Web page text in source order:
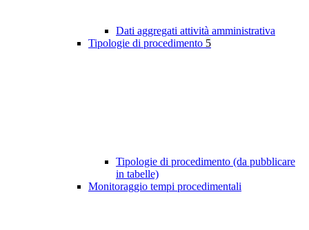
Dati aggregati attività amministrativa
Tipologie di procedimento 5
Tipologie di procedimento (da pubblicare
in tabelle)
Monitoraggio tempi procedimentali